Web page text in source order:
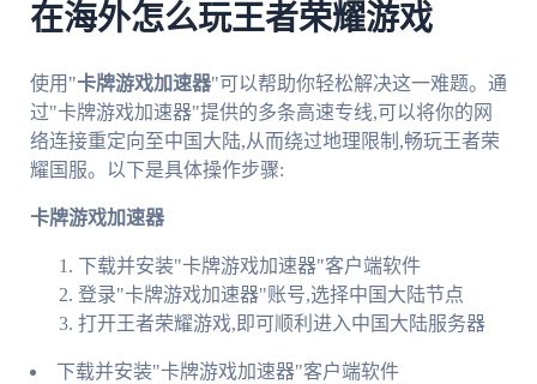
在海外怎么玩王者荣耀游戏
使用"卡牌游戏加速器"可以帮助你轻松解决这一难题。通
过"卡牌游戏加速器"提供的多条高速专线,可以将你的网
络连接重定向至中国大陆,从而绕过地理限制,畅玩王者荣
耀国服。以下是具体操作步骤:
卡牌游戏加速器
下载并安装"卡牌游戏加速器"客户端软件
登录"卡牌游戏加速器"账号,选择中国大陆节点
打开王者荣耀游戏,即可顺利进入中国大陆服务器
下载并安装"卡牌游戏加速器"客户端软件